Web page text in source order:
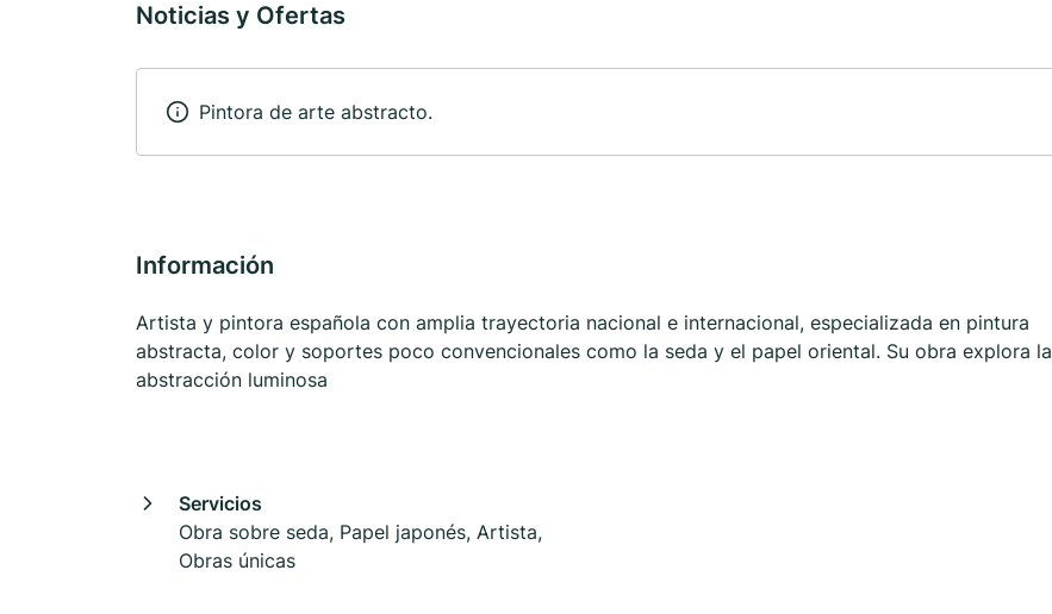
Noticias y Ofertas
Pintora de arte abstracto.
Información
Artista y pintora española con amplia trayectoria nacional e internacional, especializada en pintura
abstracta, color y soportes poco convencionales como la seda y el papel oriental. Su obra explora la
abstracción luminosa
Servicios
Obra sobre seda, Papel japonés, Artista,
Obras únicas